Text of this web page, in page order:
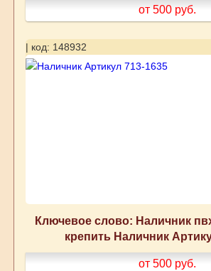
от 500 руб.
| код: 148932
Ключевое слово: Наличник
крепить Наличник
от 500 руб.